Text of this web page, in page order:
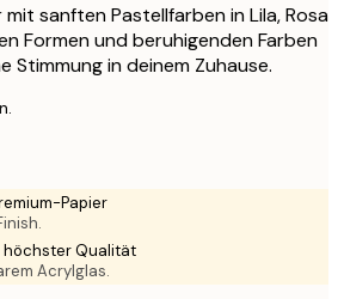
sanften Pastellfarben in Lila, Rosa
Formen und beruhigenden Farben
Stimmung in deinem Zuhause.
Papier
höchster Qualität
Acrylglas.